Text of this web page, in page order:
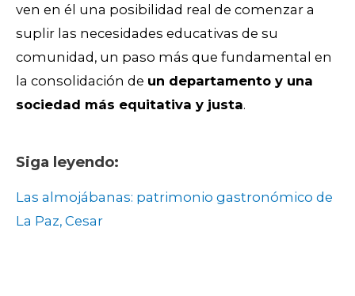
ven en él una posibilidad real de comenzar a
suplir las necesidades educativas de su
comunidad, un paso más que fundamental en
la consolidación de un departamento y una
sociedad más equitativa y justa.
Siga leyendo:
Las almojábanas: patrimonio gastronómico de
La Paz, Cesar